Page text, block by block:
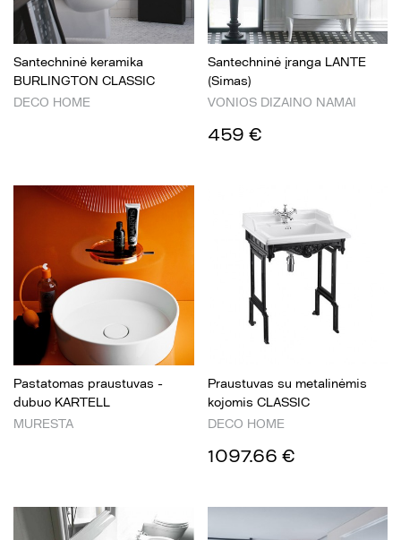
Santechninė keramika
BURLINGTON CLASSIC
DECO HOME
Santechninė įranga LANTE
(Simas)
VONIOS DIZAINO NAMAI
459 €
Pastatomas praustuvas -
dubuo KARTELL
MURESTA
Praustuvas su metalinėmis
kojomis CLASSIC
DECO HOME
1097.66 €